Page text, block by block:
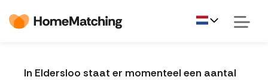
In Eldersloo staat er momenteel een aantal